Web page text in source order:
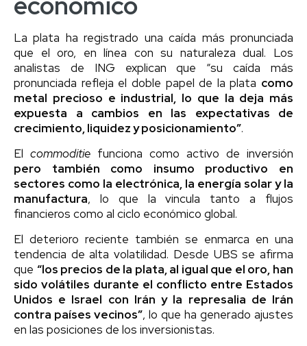
La plata ha registrado una caída más pronunciada
que el oro, en línea con su naturaleza dual. Los
analistas de ING explican que “su caída más
pronunciada refleja el doble papel de la plata como
metal precioso e industrial, lo que la deja más
expuesta a cambios en las expectativas de
crecimiento, liquidez y posicionamiento”.
El commoditie funciona como activo de inversión
pero también como insumo productivo en
sectores como la electrónica, la energía solar y la
manufactura, lo que la vincula tanto a flujos
financieros como al ciclo económico global.
El deterioro reciente también se enmarca en una
tendencia de alta volatilidad. Desde UBS se afirma
que “los precios de la plata, al igual que el oro, han
sido volátiles durante el conflicto entre Estados
Unidos e Israel con Irán y la represalia de Irán
contra países vecinos”, lo que ha generado ajustes
en las posiciones de los inversionistas.